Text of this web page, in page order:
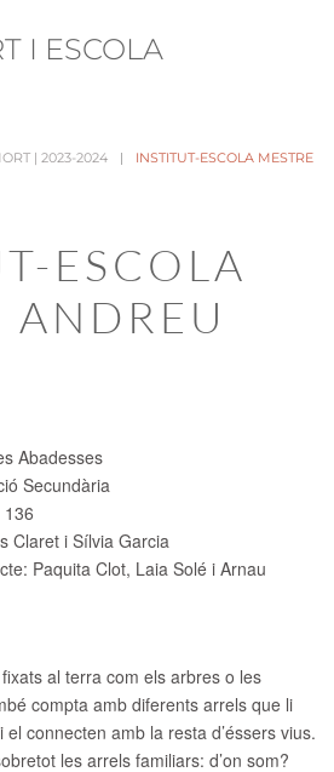
I ESCOLA
| 2023-2024
INSTITUT-ESCOLA MESTRE
ESCOLA
ANDREU
Abadesses
Secundària
136
Claret i Sílvia Garcia
Paquita Clot, Laia Solé i Arnau
al terra com els arbres o les
compta amb diferents arrels que li
connecten amb la resta d’éssers vius.
les arrels familiars: d’on som?